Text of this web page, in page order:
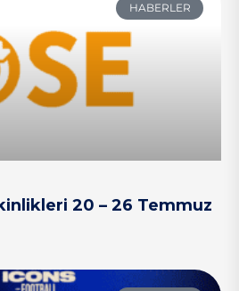
HABERLER
20 – 26 Temmuz